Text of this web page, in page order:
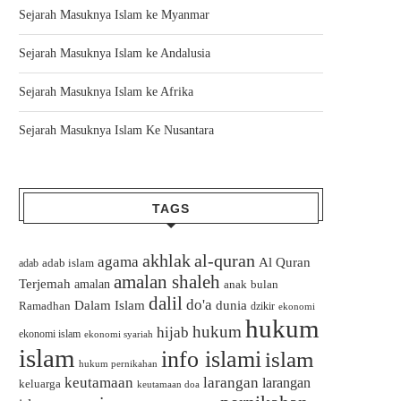
Sejarah Masuknya Islam ke Myanmar
Sejarah Masuknya Islam ke Andalusia
Sejarah Masuknya Islam ke Afrika
Sejarah Masuknya Islam Ke Nusantara
TAGS
adab adab islam agama akhlakal-quran Al Quran
Terjemah amalan amalan shaleh anak bulan
Ramadhan Dalam Islam dalil do'a dunia dzikir ekonomi
ekonomi islam ekonomi syariah hijab hukum hukum
islam hukum pernikahan info islamiislam
keluarga keutamaan keutamaan doa larangan larangan